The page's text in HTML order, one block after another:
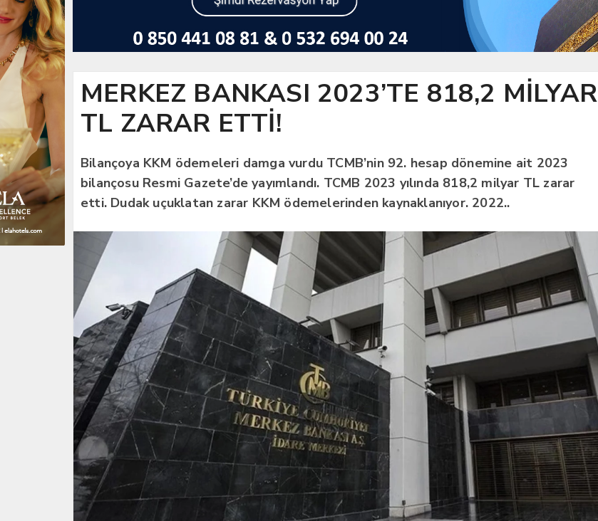
MERKEZ BANKASI 2023’TE 818,2 MİLYAR
TL ZARAR ETTİ!
Bilançoya KKM ödemeleri damga vurdu TCMB’nin 92. hesap dönemine ait 2023
bilançosu Resmi Gazete’de yayımlandı. TCMB 2023 yılında 818,2 milyar TL zarar
etti. Dudak uçuklatan zarar KKM ödemelerinden kaynaklanıyor. 2022..